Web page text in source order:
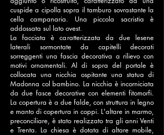
cuspide a cipolla sopra il tamburo sovrastante la
cella campanaria. Una piccola sacristia è
addossata sul lato ovest.
La facciata è caratterizzata da due lesene
laterali sormontate da capitelli decorati
sorreggenti una fascia decorativa a rilievo con
motivi ornamentali. Al di sopra del portale è
collocata una nicchia ospitante una statua di
Madonna col bambino. La nicchia è incorniciata
da due fasce decorative con elementi fitomorfi.
La copertura è a due falde, con struttura in legno
e manto di copertura in coppi. L'altare in marmo,
preconciliare, è stato realizzato tra gli anni Venti
e Trenta. La chiesa è dotata di altare mobile,